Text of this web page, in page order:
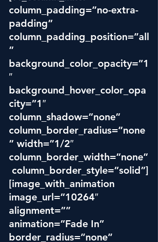
column_padding=”no-extra-
padding”
column_padding_position=”all
”
background_color_opacity=”1
″
background_hover_color_opa
city=”1″
column_shadow=”none”
column_border_radius=”none
” width=”1/2″
column_border_width=”none”
column_border_style=”solid”]
[image_with_animation
image_url=”10264″
alignment=””
animation=”Fade In”
border_radius=”none”